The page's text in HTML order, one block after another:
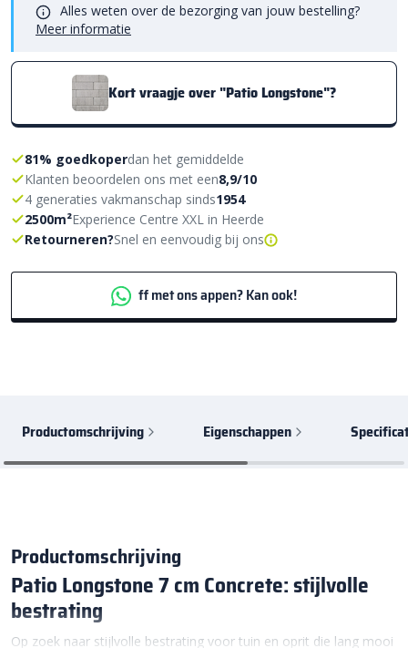
Alles weten over de bezorging van jouw bestelling?
Meer informatie
Kort vraagje over "Patio Longstone"?
81% goedkoperdan het gemiddelde
Klanten beoordelen ons met een8,9/10
4 generaties vakmanschap sinds1954
2500m²Experience Centre XXL in Heerde
Retourneren?Snel en eenvoudig bij ons
ff met ons appen? Kan ook!
Productomschrijving Eigenschappen
Productomschrijving
Patio Longstone 7 cm Concrete: stijlvolle
bestrating
Op zoek naar stijlvolle bestrating voor tuin en oprit die lang mooi